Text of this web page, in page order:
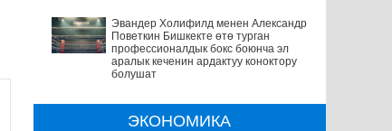
Эвандер Холифилд менен Александр
Поветкин Бишкекте өтө турган
профессионалдык бокс боюнча эл
аралык кеченин ардактуу коноктору
болушат
ЭКОНОМИКА